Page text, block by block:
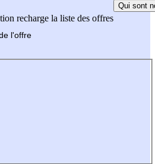
recharge la liste des offres
Qui sont
l'offre